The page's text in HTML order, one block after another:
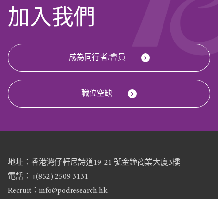
加入我們
成為同行者/會員
職位空缺
地址：香港灣仔軒尼詩道19-21 號金鐘商業大廈3樓
電話：+(852) 2509 3131
Recruit：info@podresearch.hk